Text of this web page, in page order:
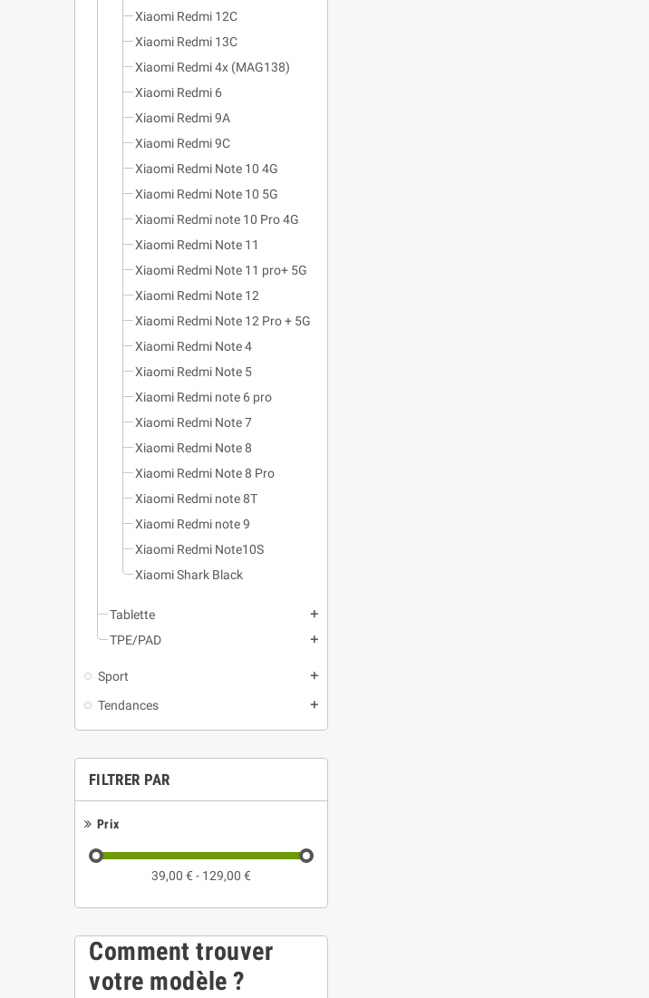
Xiaomi Redmi 12C
Xiaomi Redmi 13C
Xiaomi Redmi 4x (MAG138)
Xiaomi Redmi 6
Xiaomi Redmi 9A
Xiaomi Redmi 9C
Xiaomi Redmi Note 10 4G
Xiaomi Redmi Note 10 5G
Xiaomi Redmi note 10 Pro 4G
Xiaomi Redmi Note 11
Xiaomi Redmi Note 11 pro+ 5G
Xiaomi Redmi Note 12
Xiaomi Redmi Note 12 Pro + 5G
Xiaomi Redmi Note 4
Xiaomi Redmi Note 5
Xiaomi Redmi note 6 pro
Xiaomi Redmi Note 7
Xiaomi Redmi Note 8
Xiaomi Redmi Note 8 Pro
Xiaomi Redmi note 8T
Xiaomi Redmi note 9
Xiaomi Redmi Note10S
Xiaomi Shark Black
Tablette add
TPE/PAD add
Sport add
Tendances add
FILTRER PAR
Prix
39,00 € - 129,00 €
Comment trouver
votre modèle ?